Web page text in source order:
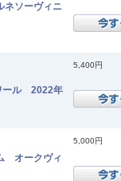
ソーヴィニ
ール 2022年
5,400円
オークヴィ
5,000円